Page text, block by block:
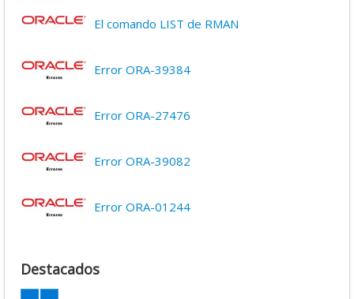
El comando LIST de RMAN
Error ORA-39384
Error ORA-27476
Error ORA-39082
Error ORA-01244
Destacados